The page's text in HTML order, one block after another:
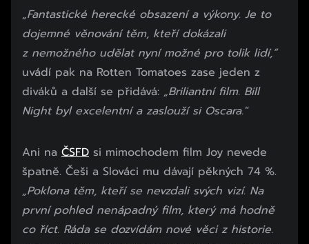
„Fantastické herecké obsazení a výkony. Je to
dojemné věnování těm, kteří dokázali
z nemožného udělat nyní možné pro tolik lidí,“
uvádí pak na Rotten Tomatoes zase jeden z
diváků a další se přidává: „Briliantní film. Bill
Night byl excelentní a zaslouží si Oscara."
Začátek reklamy
Konec reklamy
Ani na ČSFD si mimochodem film Joy nevede
špatně. Češi a Slováci mu dávají pěkných 74 %.
„Poklona těm, kteří se nevzdali svých vizí. Na
první pohled nenápadný film, který má hodně
co říct. Ráda se dozvídám nové věci z historie.